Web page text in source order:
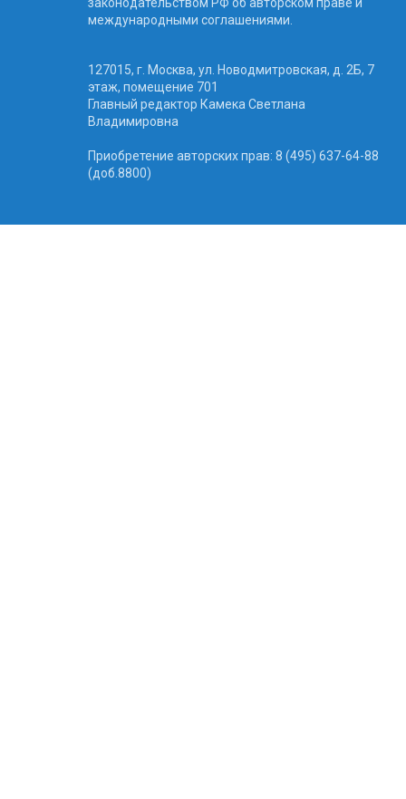
международными соглашениями.
127015, г. Москва, ул. Новодмитровская, д. 2Б, 7
этаж, помещение 701
Главный редактор Камека Светлана
Владимировна
Приобретение авторских прав: 8 (495) 637-64-88
(доб.8800)